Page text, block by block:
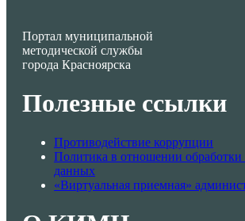
Портал муниципальной
методической службы
города Красноярска
Полезные ссылки
Противодействие коррупции
Политика в отношении обработки
данных
«Виртуальная приемная»